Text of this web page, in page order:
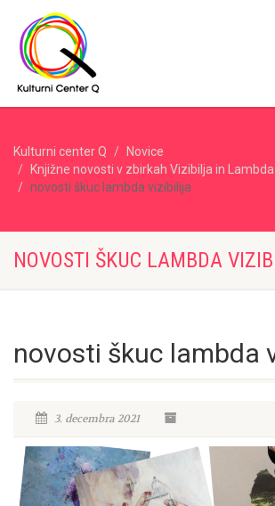
Kulturni center Q
Novice
Knjižne novosti v zbirkah Vizibilja in Lambda
novosti škuc lambda vizibilija
NOVOSTI ŠKUC LAMBDA
novosti škuc lambda
3. decembra 2021